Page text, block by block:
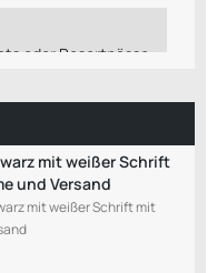
oder Resortpässe
keine Ahnung
korrigiert und die
viel.
dir ☺️
mit weißer Schrift
und Versand
mit weißer Schrift mit